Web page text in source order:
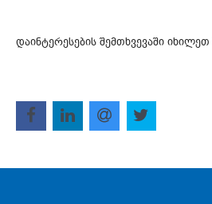
დაინტერესების შემთხვევაში იხილეთ